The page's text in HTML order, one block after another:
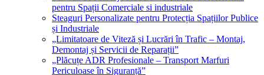
pentru Spații Comerciale si industriale
Steaguri Personalizate pentru Protecția Spațiilor Publice
și Industriale
„Limitatoare de Viteză și Lucrări în Trafic – Montaj,
Demontaj și Servicii de Reparații”
„Plăcuțe ADR Profesionale – Transport Marfuri
Periculoase în Siguranță”